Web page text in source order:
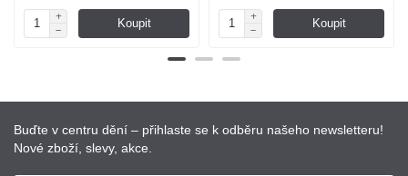
Koupit Koupit
Buďte v centru dění – přihlaste se k odběru našeho newsletteru!
Nové zboží, slevy, akce.